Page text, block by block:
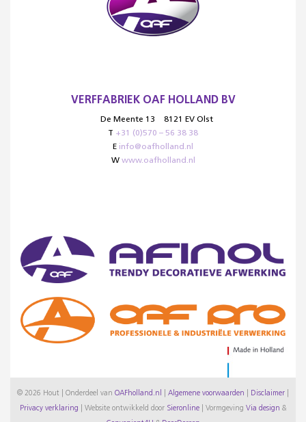
VERFFABRIEK OAF HOLLAND BV
De Meente 13
8121 EV Olst
T +31 (0)570 – 56 38 38
E info@oafholland.nl
W www.oafholland.nl
© 2026 Hout | Onderdeel van OAFholland.nl Algemene voorwaarden Disclaimer
Privacy verklaring Website ontwikkeld door Sieronline Vormgeving Via design &